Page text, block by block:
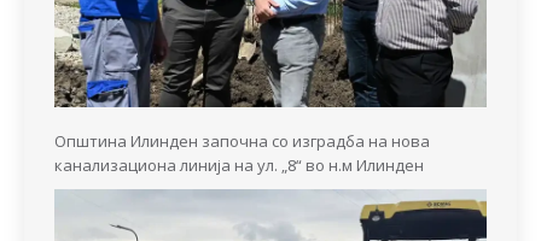
Општина Илинден започна со изградба на нова
канализациона линија на ул. „8“ во н.м Илинден